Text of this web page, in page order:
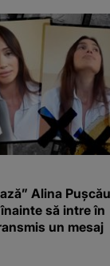
Alina
să intre în
un mesaj